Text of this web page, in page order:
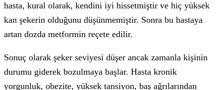
hasta, kural olarak, kendini iyi hissetmiştir ve hiç yüksek
kan şekerin olduğunu düşünmemiştir. Sonra bu hastaya
artan dozda metformin reçete edilir.
Sonuç olarak şeker seviyesi düşer ancak zamanla kişinin
durumu giderek bozulmaya başlar. Hasta kronik
yorgunluk, obezite, yüksek tansiyon, baş ağrılarından